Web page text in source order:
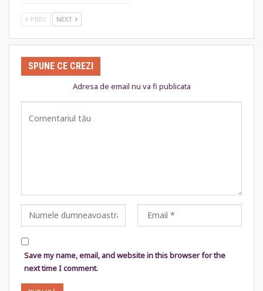
PREV NEXT
SPUNE CE CREZI
Adresa de email nu va fi publicata
Save my name, email, and website in this browser for the
next time I comment.